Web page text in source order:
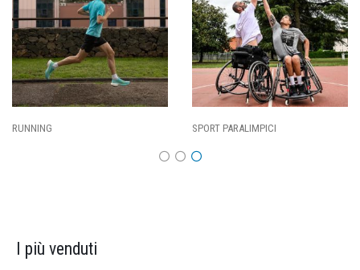
RUNNING SPORT PARALIMPICI
I più venduti